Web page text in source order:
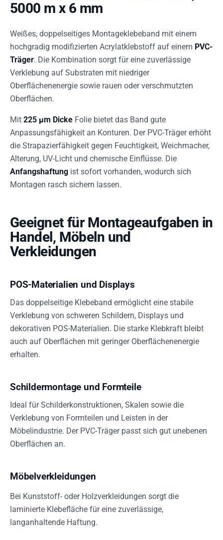
5000 m x 6 mm
Weißes, doppelseitiges Montageklebeband mit einem
hochgradig modifizierten Acrylatklebstoff auf einem PVC-
Träger. Die Kombination sorgt für eine zuverlässige
Verklebung auf Substraten mit niedriger
Oberflächenenergie sowie rauen oder verschmutzten
Oberflächen.
Mit 225 µm Dicke Folie bietet das Band gute
Anpassungsfähigkeit an Konturen. Der PVC-Träger erhöht
die Strapazierfähigkeit gegen Feuchtigkeit, Weichmacher,
Alterung, UV-Licht und chemische Einflüsse. Die
Anfangshaftung ist sofort vorhanden, wodurch sich
Montagen rasch sichern lassen.
Geeignet für Montageaufgaben in
Handel, Möbeln und
Verkleidungen
POS-Materialien und Displays
Das doppelseitige Klebeband ermöglicht eine stabile
Verklebung von schweren Schildern, Displays und
dekorativen POS-Materialien. Die starke Klebkraft bleibt
auch auf Oberflächen mit geringer Oberflächenenergie
erhalten.
Schildermontage und Formteile
Ideal für Schilderkonstruktionen, Skalen sowie die
Verklebung von Formteilen und Leisten in der
Möbelindustrie. Der PVC-Träger passt sich gut unebenen
Oberflächen an.
Möbelverkleidungen
Bei Kunststoff- oder Holzverkleidungen sorgt die
laminierte Klebefläche für eine zuverlässige,
langanhaltende Haftung.